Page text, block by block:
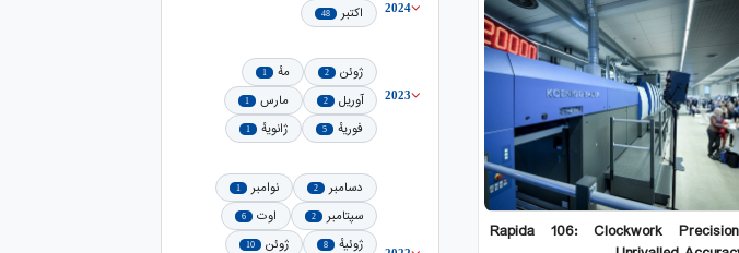
Rapida 106: Clockwork
2024 اکتبر 48
2023
ژوئن 2 مهٔ 1
آوریل 2 مارس 1
فوریهٔ 5 ژانویهٔ 1
دسامبر 2 نوامبر 1
سپتامبر 2 اوت 6
ژوئیهٔ 8 ژوئن 10